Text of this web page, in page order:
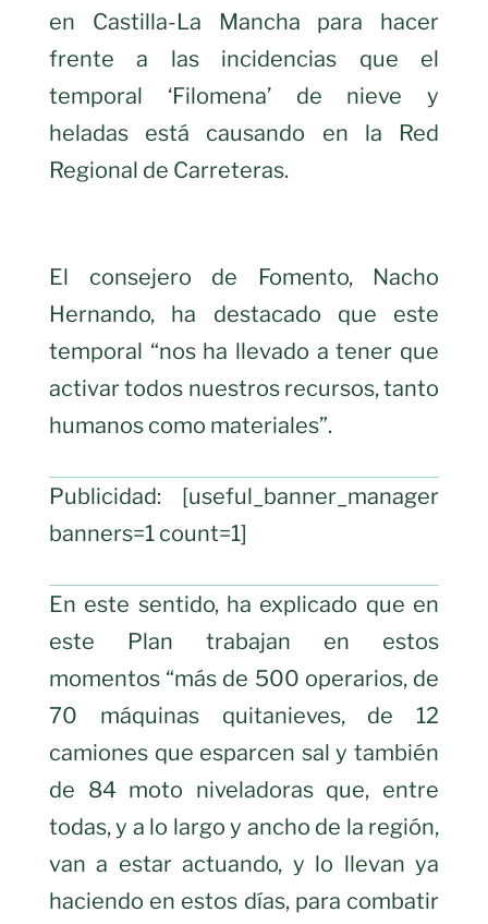
en Castilla-La Mancha para hacer
frente a las incidencias que el
temporal ‘Filomena’ de nieve y
heladas está causando en la Red
Regional de Carreteras.
El consejero de Fomento, Nacho
Hernando, ha destacado que este
temporal “nos ha llevado a tener que
activar todos nuestros recursos, tanto
humanos como materiales”.
Publicidad: [useful_banner_manager
banners=1 count=1]
En este sentido, ha explicado que en
este Plan trabajan en estos
momentos “más de 500 operarios, de
70 máquinas quitanieves, de 12
camiones que esparcen sal y también
de 84 moto niveladoras que, entre
todas, y a lo largo y ancho de la región,
van a estar actuando, y lo llevan ya
haciendo en estos días, para combatir